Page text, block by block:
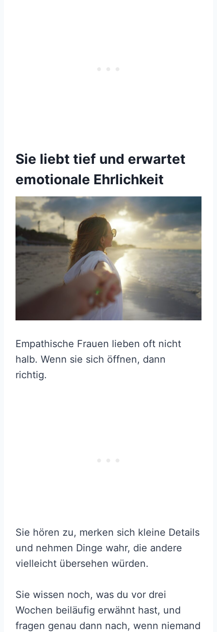
Sie liebt tief und erwartet
emotionale Ehrlichkeit
Empathische Frauen lieben oft nicht
halb. Wenn sie sich öffnen, dann
richtig.
Sie hören zu, merken sich kleine Details
und nehmen Dinge wahr, die andere
vielleicht übersehen würden.
Sie wissen noch, was du vor drei
Wochen beiläufig erwähnt hast, und
fragen genau dann nach, wenn niemand